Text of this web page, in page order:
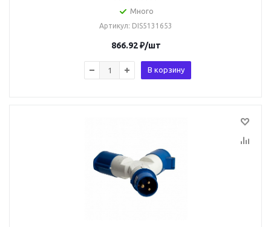
Много
Артикул: DIS5131653
866.92₽/шт
В корзину